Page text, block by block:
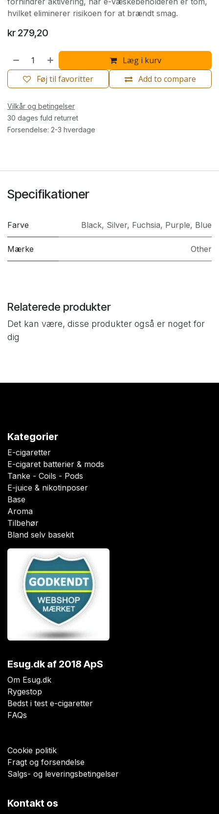
hvilket eliminerer risikoen for at brændt smag.
kr 279,20
Læg i kurv
Add to compare
Føj til favoritter
Vilkår og betingelser
30 dages fuld returret
Forsendelse: 2-3 hverdage
Specifikationer
Farve Black, Silver, Fuchsia, Purple, Blue
Mærke Other
Relaterede produkter
Det kan være, disse produkter også er noget for
dig
Kategorier
E-cigaretter
E-cigaret batterier & mods
Tanke - Coils - Pods
E-juice & nikotinposer
Base
Aroma
Tilbehør
Bland selv basekit
Esug.dkaf 2018 ApS
Om Esug.dk
Rygestop
Bedst i test e-cigaretter
FAQs
Cookie politik
Fragt og forsendelse
Salgs- og leveringsbetingelser
Kontakt os